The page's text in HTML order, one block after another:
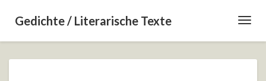
Gedichte / Literarische Texte